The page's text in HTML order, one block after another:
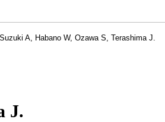
A, Habano W, Ozawa S, Terashima J.
J.